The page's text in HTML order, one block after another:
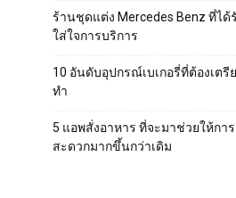
ร้านชุดแต่ง Mercedes Benz ที่ไ
ใส่ใจการบริการ
10 อันดับอุปกรณ์เบเกอรี่ที่ต้องเต
ทำ
5 แอพสั่งอาหาร ที่จะมาช่วยให้กา
สะดวกมากขึ้นกว่าเดิม